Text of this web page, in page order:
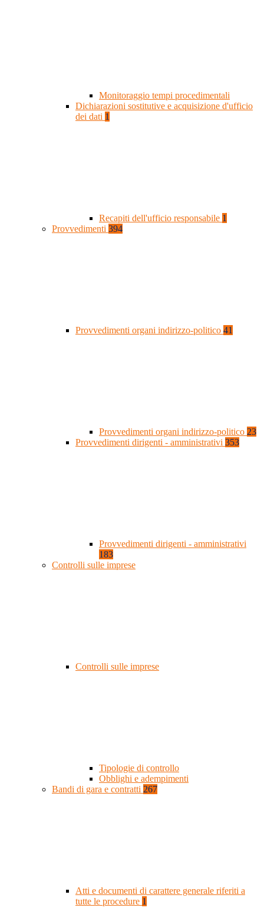
Monitoraggio tempi procedimentali
Dichiarazioni sostitutive e acquisizione d'ufficio
dei dati 1
Recapiti dell'ufficio responsabile 1
Provvedimenti 394
Provvedimenti organi indirizzo-politico 41
Provvedimenti organi indirizzo-politico 23
Provvedimenti dirigenti - amministrativi 353
Provvedimenti dirigenti - amministrativi
183
Controlli sulle imprese
Controlli sulle imprese
Tipologie di controllo
Obblighi e adempimenti
Bandi di gara e contratti 267
Atti e documenti di carattere generale riferiti a
tutte le procedure 1